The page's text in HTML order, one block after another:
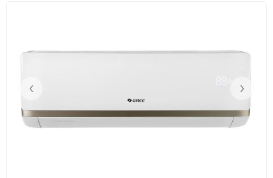
‹ ›